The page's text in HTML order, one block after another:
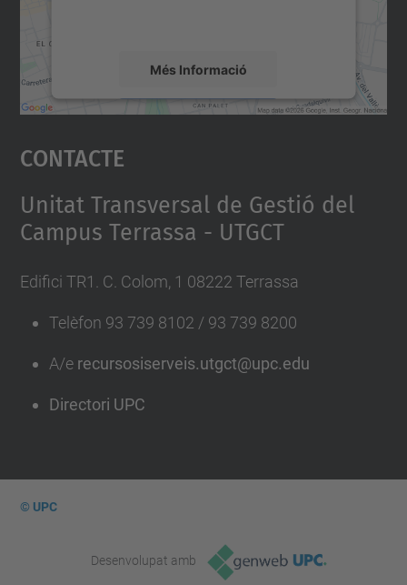
Més Informació
Accepta
powered by
Contacte
Unitat Transversal de Gestió del
Campus Terrassa - UTGCT
Edifici TR1. C. Colom, 1 08222 Terrassa
Telèfon 93 739 8102 / 93 739 8200
A/e recursosiserveis.utgct@upc.edu
Directori UPC
© UPC
Desenvolupat amb